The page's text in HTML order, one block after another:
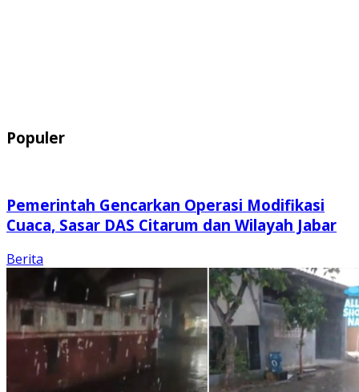
Populer
Pemerintah Gencarkan Operasi Modifikasi
Cuaca, Sasar DAS Citarum dan Wilayah Jabar
Berita